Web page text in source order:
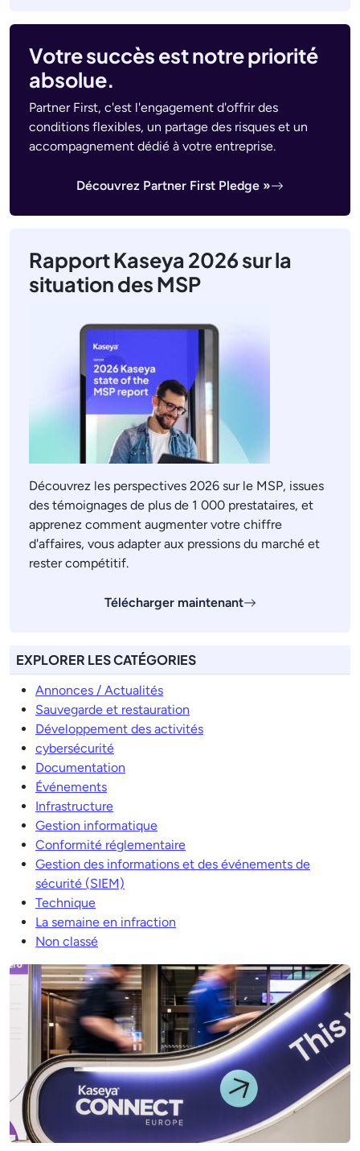
Votre succès est notre priorité
absolue.
Partner First, c'est l'engagement d'offrir des
conditions flexibles, un partage des risques et un
accompagnement dédié à votre entreprise.
Découvrez Partner First Pledge »
Rapport Kaseya 2026 sur la
situation des MSP
Découvrez les perspectives 2026 sur le MSP, issues
des témoignages de plus de 1 000 prestataires, et
apprenez comment augmenter votre chiffre
d'affaires, vous adapter aux pressions du marché et
rester compétitif.
Télécharger maintenant
EXPLORER LES CATÉGORIES
Annonces / Actualités
Sauvegarde et restauration
Développement des activités
cybersécurité
Documentation
Événements
Infrastructure
Gestion informatique
Conformité réglementaire
Gestion des informations et des événements de
sécurité (SIEM)
Technique
La semaine en infraction
Non classé